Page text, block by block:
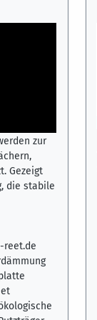
zur
Gezeigt
die stabile
reet.de